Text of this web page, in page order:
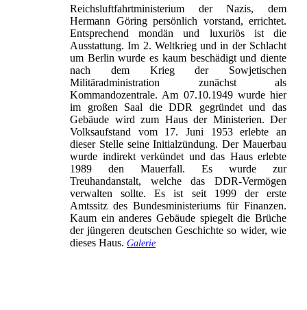
Reichsluftfahrtministerium der Nazis, dem
Hermann Göring persönlich vorstand, errichtet.
Entsprechend mondän und luxuriös ist die
Ausstattung. Im 2. Weltkrieg und in der Schlacht
um Berlin wurde es kaum beschädigt und diente
nach dem Krieg der Sowjetischen
Militäradministration zunächst als
Kommandozentrale. Am 07.10.1949 wurde hier
im großen Saal die DDR gegründet und das
Gebäude wird zum Haus der Ministerien. Der
Volksaufstand vom 17. Juni 1953 erlebte an
dieser Stelle seine Initialzündung. Der Mauerbau
wurde indirekt verkündet und das Haus erlebte
1989 den Mauerfall. Es wurde zur
Treuhandanstalt, welche das DDR-Vermögen
verwalten sollte. Es ist seit 1999 der erste
Amtssitz des Bundesministeriums für Finanzen.
Kaum ein anderes Gebäude spiegelt die Brüche
der jüngeren deutschen Geschichte so wider, wie
dieses Haus. Galerie